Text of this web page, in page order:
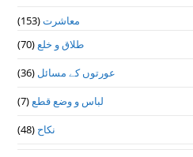
معاشرت(153)
طلاق و خلع(70)
عورتوں کے مسائل (36)
لباس و وضع قطع(7)
نکاح (48)